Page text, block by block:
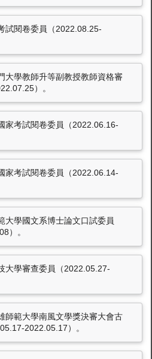
試閱卷委員（2022.08.25-
大學教師升等副教授教師資格審
）。
家考試閱卷委員（2022.06.16-
家考試閱卷委員（2022.06.14-
大學國文系博士論文口試委員
）。
大學審查委員（2022.05.27-
師範大學南風文學獎決審大會古
2022.05.17）。